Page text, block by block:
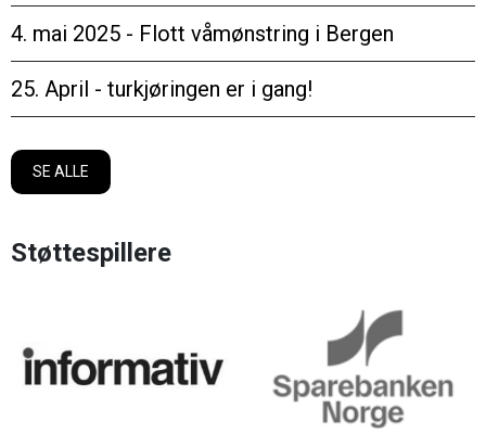
4. mai 2025 - Flott våmønstring i Bergen
25. April - turkjøringen er i gang!
SE ALLE
Støttespillere